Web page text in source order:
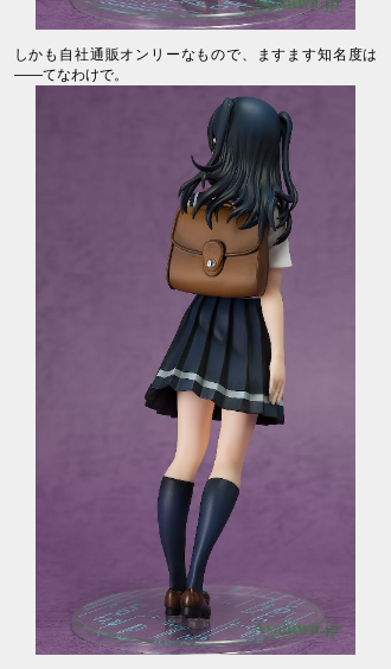
しかも自社通販オンリーなもので、ますます知名度は
――てなわけで。